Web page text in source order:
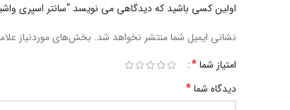
اولین کسی باشید که دیدگاهی می نویسد “سانتر اسپری
نشانی ایمیل شما منتشر نخواهد شد. بخش‌های موردنیاز
امتیاز شما*
دیدگاه شما*